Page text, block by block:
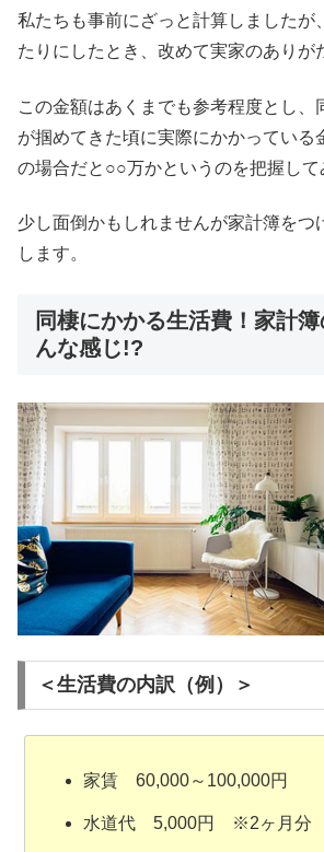
私たちも事前にざっと計算しましたが
たりにしたとき、改めて実家のありが
この金額はあくまでも参考程度とし、
が掴めてきた頃に実際にかかっている
の場合だと○○万かというのを把握して
少し面倒かもしれませんが家計簿をつ
します。
同棲にかかる生活費！家計
んな感じ!?
＜生活費の内訳（例）＞
家賃 60,000～100,000円
水道代 5,000円 ※2ヶ月分